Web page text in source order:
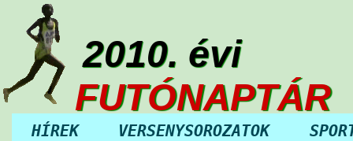
2010. évi
FUTÓNAPTÁR
HÍREK VERSENYSOROZATOK